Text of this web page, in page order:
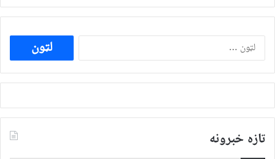
ددی
لپاره
لټون:
تازه خبرونه